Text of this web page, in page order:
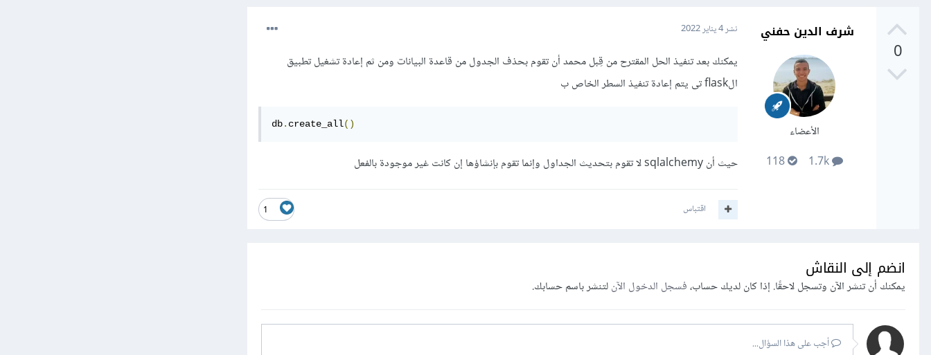
0
شرف الدين حفني
الأعضاء
1.7k
118
نشر4 يناير 2022
يمكنك بعد تنفيذ الحل المقترح من قِبل محمد أن تقوم بحذف الجدول من قاعدة البيانات ومن ثم إعادة تشغيل تطبيق
الflask تى يتم إعادة تنفيذ السطر الخاص ب
db. create_all()
حيث أن sqlalchemy لا تقوم بتحديث الجداول وإنما تقوم بإنشاؤها إن كانت غير موجودة بالفعل
1 اقتباس
انضم إلى النقاش
يمكنك أن تنشر الآن وتسجل لاحقًا. إذا كان لديك حساب،فسجل الدخول الآنلتنشر باسم حسابك.
أجب على هذا السؤال...